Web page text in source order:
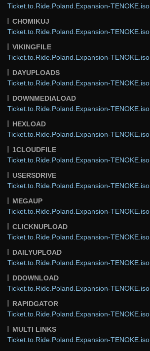
Ticket.to.Ride.Poland.Expansion-TENOKE.iso
CHOMIKUJ
Ticket.to.Ride.Poland.Expansion-TENOKE.iso
VIKINGFILE
Ticket.to.Ride.Poland.Expansion-TENOKE.iso
DAYUPLOADS
Ticket.to.Ride.Poland.Expansion-TENOKE.iso
DOWNMEDIALOAD
Ticket.to.Ride.Poland.Expansion-TENOKE.iso
HEXLOAD
Ticket.to.Ride.Poland.Expansion-TENOKE.iso
1CLOUDFILE
Ticket.to.Ride.Poland.Expansion-TENOKE.iso
USERSDRIVE
Ticket.to.Ride.Poland.Expansion-TENOKE.iso
MEGAUP
Ticket.to.Ride.Poland.Expansion-TENOKE.iso
CLICKNUPLOAD
Ticket.to.Ride.Poland.Expansion-TENOKE.iso
DAILYUPLOAD
Ticket.to.Ride.Poland.Expansion-TENOKE.iso
DDOWNLOAD
Ticket.to.Ride.Poland.Expansion-TENOKE.iso
RAPIDGATOR
Ticket.to.Ride.Poland.Expansion-TENOKE.iso
MULTI LINKS
Ticket.to.Ride.Poland.Expansion-TENOKE.iso